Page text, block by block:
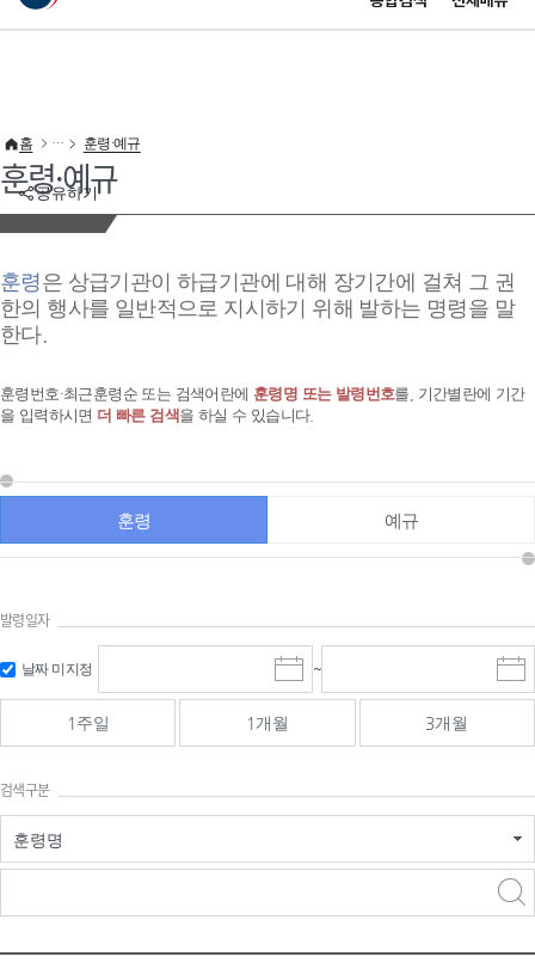
이 누리집은 대한민국 공식 전자정부 누리집입니다.
공유하기
홈 훈령·예규
훈령·예규
훈령은 상급기관이 하급기관에 대해 장기간에 걸쳐 그 권
한의 행사를 일반적으로 지시하기 위해 발하는 명령을 말
한다.
훈령번호·최근훈령순 또는 검색어란에 훈령명 또는 발령번호를, 기간별란에 기간
을 입력하시면 더 빠른 검색 을 하실 수 있습니다.
훈령 예규
발령일자
날짜 미지정
시
작
일
선
~
마
감
선
1주일 1개월 3개월
검색구분
훈령명